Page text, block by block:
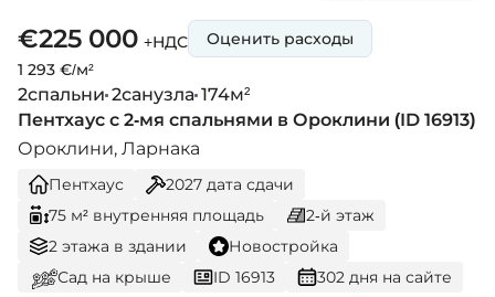
€225 000 +НДС
1 293 €/м²
Оценить расходы
2спальни 2санузла 174м²
Пентхаус с 2-мя спальнями в Ороклини (ID 16913)
Ороклини, Ларнака
Пентхаус 2027 дата сдачи
75 м² внутренняя площадь
2-й этаж
2 этажа в здании
Новостройка
Сад на крыше
ID 16913 302 дня на сайте